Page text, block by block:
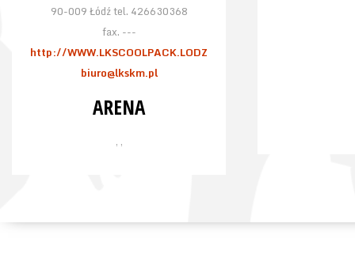
90-009 Łódź tel. 426630368
fax. ---
http://WWW.LKSCOOLPACK.LODZ
biuro@lkskm.pl
ARENA
, ,